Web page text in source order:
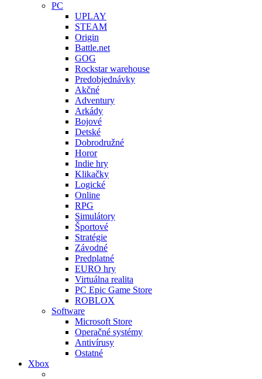
PC
UPLAY
STEAM
Origin
Battle.net
GOG
Rockstar warehouse
Predobjednávky
Akčné
Adventury
Arkády
Bojové
Detské
Dobrodružné
Horor
Indie hry
Klikačky
Logické
Online
RPG
Simulátory
Športové
Stratégie
Závodné
Predplatné
EURO hry
Virtuálna realita
PC Epic Game Store
ROBLOX
Software
Microsoft Store
Operačné systémy
Antivírusy
Ostatné
Xbox